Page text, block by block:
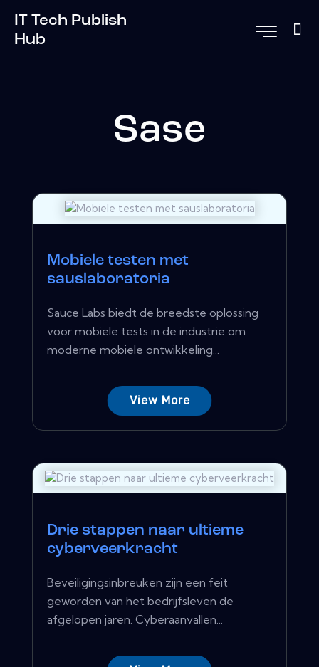
IT Tech Publish
Hub
Sase
Mobiele testen met
sauslaboratoria
Sauce Labs biedt de breedste oplossing
voor mobiele tests in de industrie om
moderne mobiele ontwikkeling...
View More
Drie stappen naar ultieme
cyberveerkracht
Beveiligingsinbreuken zijn een feit
geworden van het bedrijfsleven de
afgelopen jaren. Cyberaanvallen...